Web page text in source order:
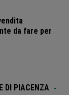
da fare per
DI PIACENZA